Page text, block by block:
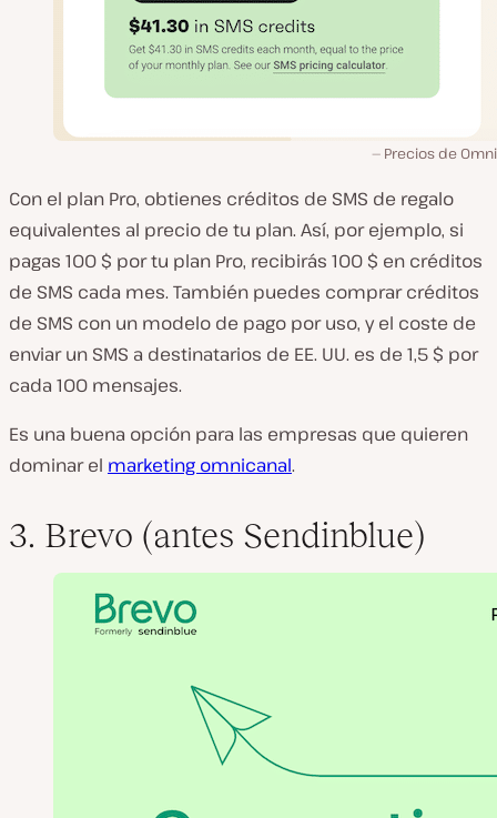
Precios de
Con el plan Pro, obtienes créditos de SMS de regalo
equivalentes al precio de tu plan. Así, por ejemplo, si
pagas 100 $ por tu plan Pro, recibirás 100 $ en créditos
de SMS cada mes. También puedes comprar créditos
de SMS con un modelo de pago por uso, y el coste de
enviar un SMS a destinatarios de EE. UU. es de 1,5 $ por
cada 100 mensajes.
Es una buena opción para las empresas que quieren
dominar el marketing omnicanal.
3. Brevo (antes Sendinblue)